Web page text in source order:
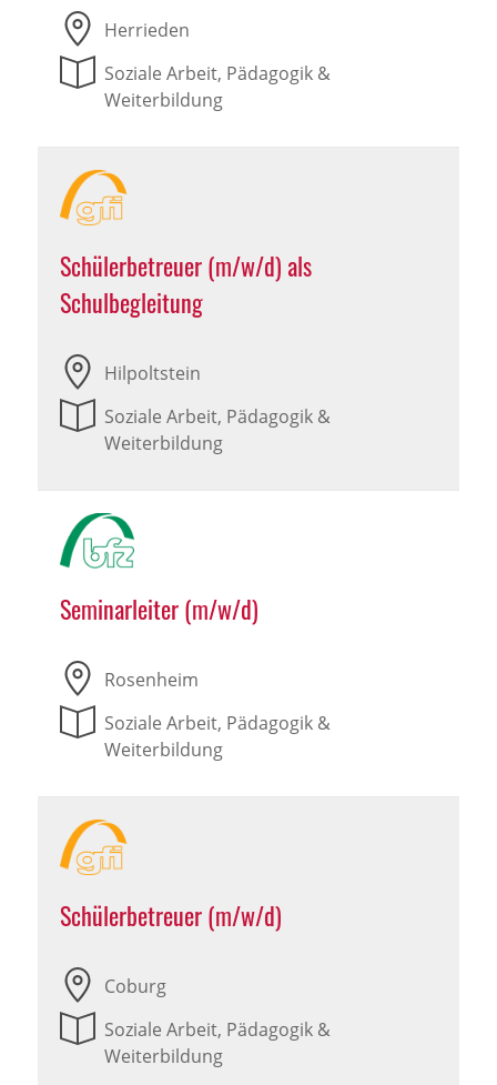
Herrieden
Soziale Arbeit, Pädagogik &
Weiterbildung
Schülerbetreuer (m/w/d) als
Schulbegleitung
Hilpoltstein
Soziale Arbeit, Pädagogik &
Weiterbildung
Seminarleiter (m/w/d)
Rosenheim
Soziale Arbeit, Pädagogik &
Weiterbildung
Schülerbetreuer (m/w/d)
Coburg
Soziale Arbeit, Pädagogik &
Weiterbildung